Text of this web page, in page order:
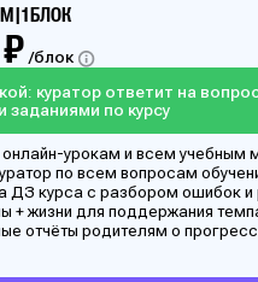
| 1 БЛОК
/блок
куратор ответит на
по курсу
онлайн-урокам и всем учебным
по всем вопросам
ДЗ курса с разбором ошибок
+ жизни для поддержания
отчёты родителям о